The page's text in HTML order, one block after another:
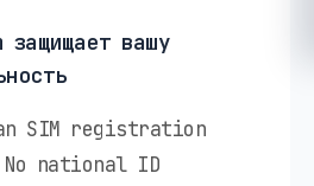
защищает вашу
SIM registration
national ID